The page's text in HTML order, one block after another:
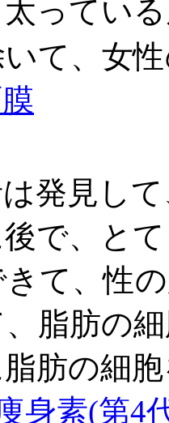
ってい
いて、女
発見し
で、と
て、性
脂肪の
肪の細
身素(第4